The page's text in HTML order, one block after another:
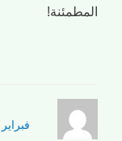
المطمئنة!
فبراير 25, 2023 الساعة